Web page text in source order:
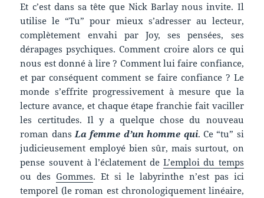
Et c’est dans sa tête que Nick Barlay nous invite. Il
utilise le “Tu” pour mieux s’adresser au lecteur,
complètement envahi par Joy, ses pensées, ses
dérapages psychiques. Comment croire alors ce qui
nous est donné à lire ? Comment lui faire confiance,
et par conséquent comment se faire confiance ? Le
monde s’effrite progressivement à mesure que la
lecture avance, et chaque étape franchie fait vaciller
les certitudes. Il y a quelque chose du nouveau
roman dansLa femme d’un homme qui. Ce “tu” si
judicieusement employé bien sûr, mais surtout, on
pense souvent à l’éclatement deL’emploi du temps
ou desGommes. Et si le labyrinthe n’est pas ici
temporel (le roman est chronologiquement linéaire,